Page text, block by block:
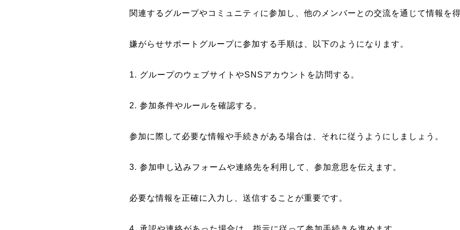
関連するグループやコミュニティに参加し、他のメンバーとの交流を通じて情報を
嫌がらせサポートグループに参加する手順は、以下のようになります。
1. グループのウェブサイトやSNSアカウントを訪問する。
2. 参加条件やルールを確認する。
参加に際して必要な情報や手続きがある場合は、それに従うようにしましょう。
3. 参加申し込みフォームや連絡先を利用して、参加意思を伝えます。
必要な情報を正確に入力し、送信することが重要です。